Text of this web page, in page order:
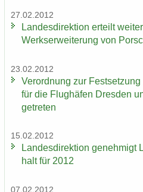
27.02.2012
Lan­des­di­rek­ti­on er­teilt
Werks­er­wei­te­rung von
23.02.2012
Ver­ord­nung zur
für die Flug­hä­fen Dres­den
ge­tre­ten
15.02.2012
Lan­des­di­rek­ti­on
halt für 2012
07.02.2012